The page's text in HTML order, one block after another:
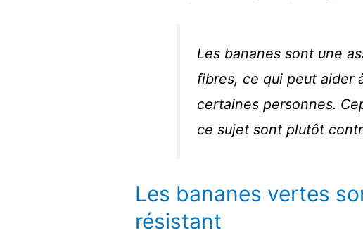
Les bananes sont une
fibres, ce qui peut aider
certaines personnes.
ce sujet sont plutôt
Les bananes vertes
résistant